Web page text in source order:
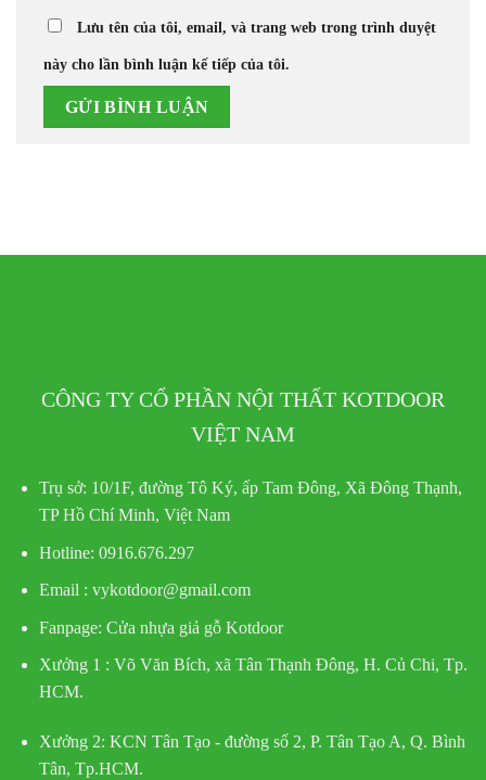
Lưu tên của tôi, email, và trang web trong trình duyệt
này cho lần bình luận kế tiếp của tôi.
CÔNG TY CỔ PHẦN NỘI THẤT KOTDOOR
VIỆT NAM
Trụ sở: 10/1F, đường Tô Ký, ấp Tam Đông, Xã Đông Thạnh,
TP Hồ Chí Minh, Việt Nam
Hotline: 0916.676.297
Email : vykotdoor@gmail.com
Fanpage: Cửa nhựa giả gỗ Kotdoor
Xưởng 1 : Võ Văn Bích, xã Tân Thạnh Đông, H. Củ Chi, Tp.
HCM.
Xưởng 2: KCN Tân Tạo - đường số 2, P. Tân Tạo A, Q. Bình
Tân, Tp.HCM.